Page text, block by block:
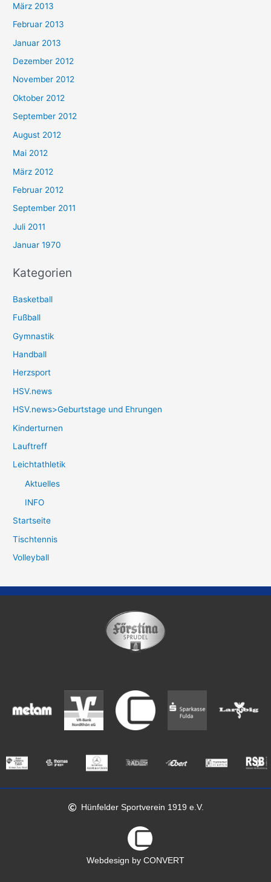
März 2013
Februar 2013
Januar 2013
Dezember 2012
November 2012
Oktober 2012
September 2012
August 2012
Mai 2012
März 2012
Februar 2012
September 2011
Juli 2011
Januar 1970
Kategorien
Basketball
Fußball
Gymnastik
Handball
Herzsport
HSV.news
HSV.news>Geburtstage und Ehrungen
Kinderturnen
Lauftreff
Leichtathletik
Aktuelles
INFO
Startseite
Tischtennis
Volleyball
Hünfelder Sportverein 1919 e.V.
Webdesign by CONVERT